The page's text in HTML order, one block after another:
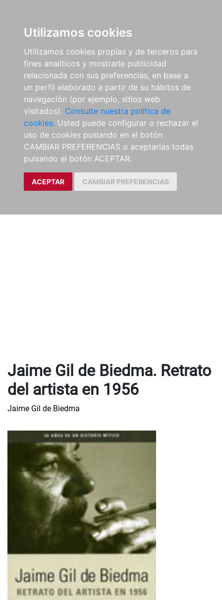
Utilizamos cookies
Utilizamos cookies propias y de terceros para
fines analíticos y mostrarle publicidad
relacionada con sus preferencias, en base a
un perfil elaborado a partir de su hábitos de
navegación (por ejemplo, sitios web
visitados). Consulte nuestra política de
cookies. Usted puede configurar o rechazar el
uso de cookies puslando en el botón
CAMBIAR PREFERENCIAS o aceptarlas todas
pulsando el botón ACEPTAR.
ACEPTAR CAMBIAR PREFERENCIAS
Jaime Gil de Biedma. Retrato
del artista en 1956
Jaime Gil de Biedma